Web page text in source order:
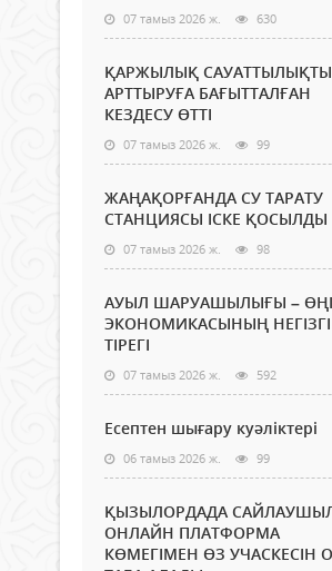
07 тамыз 2026 ж. 630
ҚАРЖЫЛЫҚ САУАТТЫЛЫҚТЫ
АРТТЫРУҒА БАҒЫТТАЛҒАН
КЕЗДЕСУ ӨТТІ
07 тамыз 2026 ж. 99
ЖАҢАҚОРҒАНДА СУ ТАРАТУ
СТАНЦИЯСЫ ІСКЕ ҚОСЫЛДЫ
07 тамыз 2026 ж. 98
АУЫЛ ШАРУАШЫЛЫҒЫ –
ЭКОНОМИКАСЫНЫҢ НЕГІЗГІ
ТІРЕГІ
07 тамыз 2026 ж. 592
Есептен шығару куәліктері
06 тамыз 2026 ж. 99
ҚЫЗЫЛОРДАДА
ОНЛАЙН ПЛАТФОРМА
КӨМЕГІМЕН ӨЗ УЧАСКЕСІН